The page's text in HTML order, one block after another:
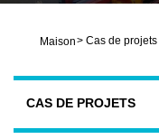
Maison> Cas de projets
CAS DE PROJETS